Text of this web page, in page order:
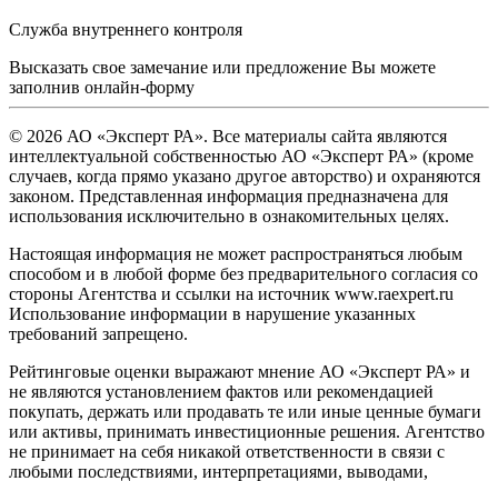
Служба внутреннего контроля
Высказать свое замечание или предложение Вы можете
заполнив онлайн-форму
© 2026 АО «Эксперт РА». Все материалы сайта являются
интеллектуальной собственностью АО «Эксперт РА» (кроме
случаев, когда прямо указано другое авторство) и охраняются
законом. Представленная информация предназначена для
использования исключительно в ознакомительных целях.
Настоящая информация не может распространяться любым
способом и в любой форме без предварительного согласия со
стороны Агентства и ссылки на источник www.raexpert.ru
Использование информации в нарушение указанных
требований запрещено.
Рейтинговые оценки выражают мнение АО «Эксперт РА» и
не являются установлением фактов или рекомендацией
покупать, держать или продавать те или иные ценные бумаги
или активы, принимать инвестиционные решения. Агентство
не принимает на себя никакой ответственности в связи с
любыми последствиями, интерпретациями, выводами,